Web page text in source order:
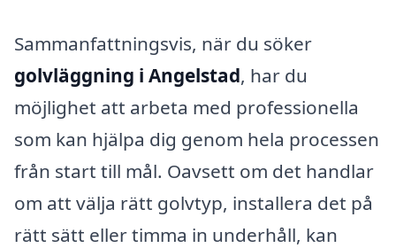
Sammanfattningsvis, när du söker
golvläggning i Angelstad, har du
möjlighet att arbeta med professionella
som kan hjälpa dig genom hela processen
från start till mål. Oavsett om det handlar
om att välja rätt golvtyp, installera det på
rätt sätt eller timma in underhåll, kan